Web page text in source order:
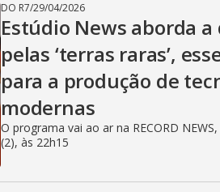
DO R7/29/04/2026
Estúdio News aborda
pelas ‘terras raras’,
para a produção de
modernas
O programa vai ao ar na RECORD
(2), às 22h15